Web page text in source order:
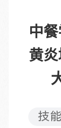
中
黄
技